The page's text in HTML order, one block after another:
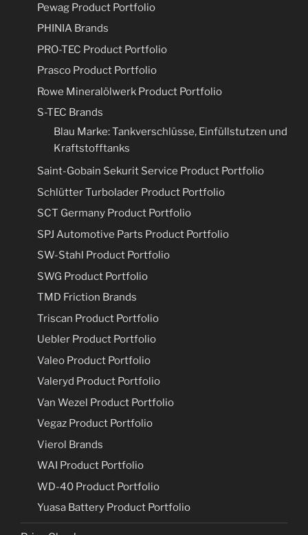
Pewag Product Portfolio
PHINIA Brands
PRO-TEC Product Portfolio
Prasco Product Portfolio
Rowe Mineralölwerk Product Portfolio
S-TEC Brands
Blau Marke: Tankverschlüsse, Einfüllstutzen und
Kraftstofftanks
Saint-Gobain Sekurit Service Product Portfolio
Schlütter Turbolader Product Portfolio
SCT Germany Product Portfolio
SPJ Automotive Parts Product Portfolio
SW-Stahl Product Portfolio
SWG Product Portfolio
TMD Friction Brands
Triscan Product Portfolio
Uebler Product Portfolio
Valeo Product Portfolio
Valeryd Product Portfolio
Van Wezel Product Portfolio
Vegaz Product Portfolio
Vierol Brands
WAI Product Portfolio
WD-40 Product Portfolio
Yuasa Battery Product Portfolio